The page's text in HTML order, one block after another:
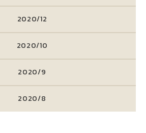
2020/12
2020/10
2020/9
2020/8